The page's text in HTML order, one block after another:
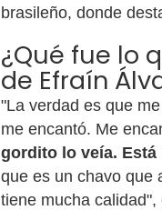
brasileño, donde
¿Qué fue lo
de Efraín
"La verdad es que
me encantó. Me
gordito lo veía. Está
que es un chavo que
tiene mucha